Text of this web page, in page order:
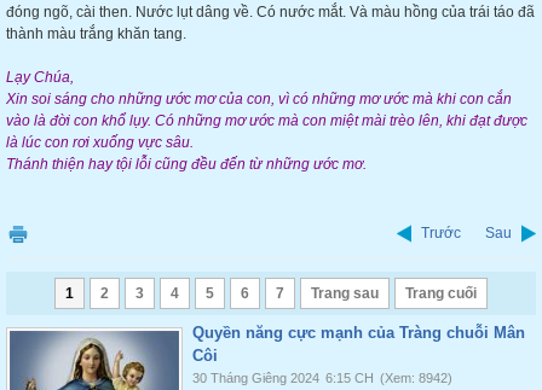
đóng ngõ, cài then. Nước lụt dâng về. Có nước mắt. Và màu hồng của trái táo đã
thành màu trắng khăn tang.
Lạy Chúa,
Xin soi sáng cho những ước mơ của con, vì có những mơ ước mà khi con cắn
vào là đời con khổ lụy. Có những mơ ước mà con miệt mài trèo lên, khi đạt được
là lúc con rơi xuống vực sâu.
Thánh thiện hay tội lỗi cũng đều đến từ những ước mơ.
Trước Sau
1 2 3 4 5 6 7 Trang sau Trang cuối
Quyền năng cực mạnh của Tràng chuỗi Mân
Côi
30 Tháng Giêng 2024 6:15 CH (Xem: 8942)